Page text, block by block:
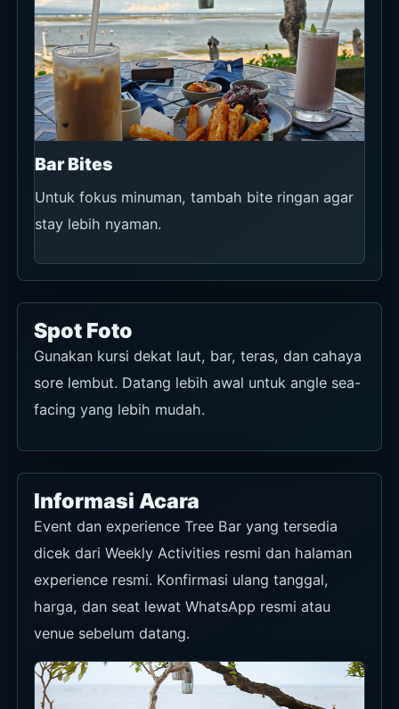
Bar Bites
Untuk fokus minuman, tambah bite ringan agar
stay lebih nyaman.
Spot Foto
Gunakan kursi dekat laut, bar, teras, dan cahaya
sore lembut. Datang lebih awal untuk angle sea-
facing yang lebih mudah.
Informasi Acara
Event dan experience Tree Bar yang tersedia
dicek dari Weekly Activities resmi dan halaman
experience resmi. Konfirmasi ulang tanggal,
harga, dan seat lewat WhatsApp resmi atau
venue sebelum datang.